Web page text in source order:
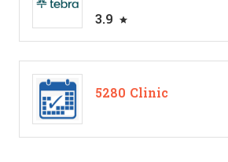
3.9
5280 Clinic